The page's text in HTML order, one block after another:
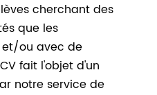
cherchant des
que les
et/ou avec de
fait l'objet d'un
notre service de